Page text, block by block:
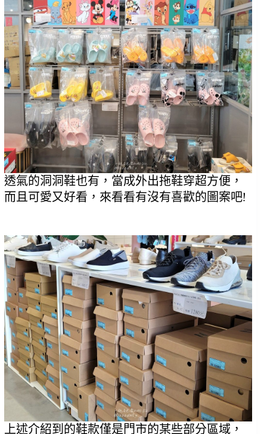
透氣的洞洞鞋也有，當成外出拖鞋穿超方便，
而且可愛又好看，來看看有沒有喜歡的圖案吧!
上述介紹到的鞋款僅是門市的某些部分區域，